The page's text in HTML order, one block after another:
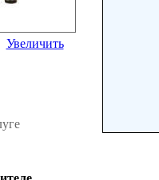
Увеличить